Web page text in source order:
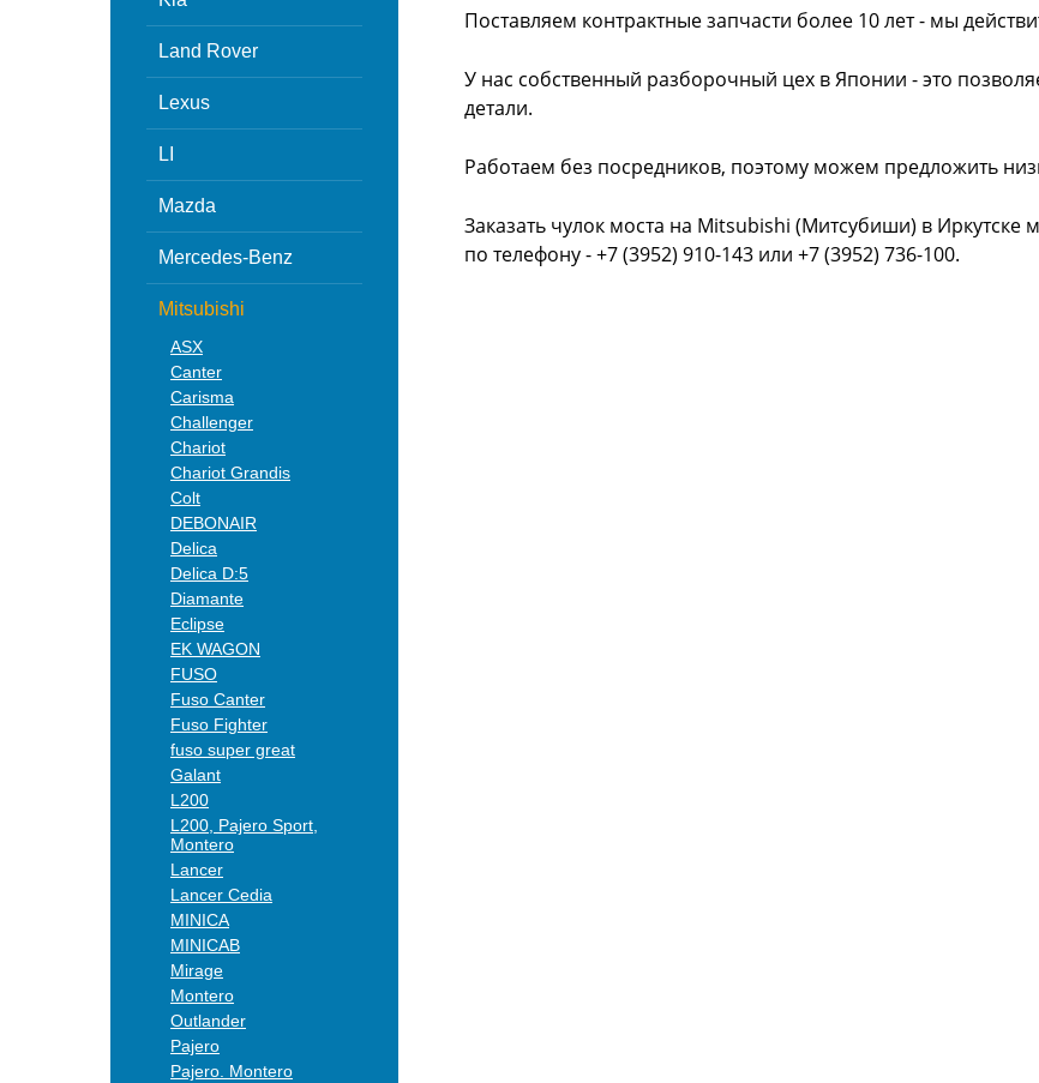
Land Rover
Lexus
LI
Mazda
Mercedes-Benz
Mitsubishi
ASX
Canter
Carisma
Challenger
Chariot
Chariot Grandis
Colt
DEBONAIR
Delica
Delica D:5
Diamante
Eclipse
EK WAGON
FUSO
Fuso Canter
Fuso Fighter
fuso super great
Galant
L200
L200, Pajero Sport,
Montero
Lancer
Lancer Cedia
MINICA
MINICAB
Mirage
Montero
Outlander
Pajero
Pajero. Montero
Поставляем контрактные запчасти более 10 лет - мы
У нас собственный разборочный цех в Японии - это
детали.
Работаем без посредников, поэтому можем предложить
Заказать чулок моста на Mitsubishi (Митсубиши) в
по телефону - +7 (3952) 910-143 или +7 (3952) 736-100.